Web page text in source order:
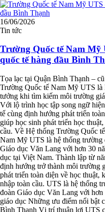
16/06/2026
Tin tức
Trường Quốc tế Nam
quốc tế hàng đầu Bình
Tọa lạc tại Quận Bình Thạnh –
Trường Quốc tế Nam Mỹ UTS là
tưởng khi tìm kiếm môi trường
Với lộ trình học tập song ngữ
tế cùng định hướng phát triển
giúp học sinh phát triển học
cầu. Về Hệ thống Trường Quốc
Nam Mỹ UTS là hệ thống trường
Giáo dục Văn Lang với hơn 30
dục tại Việt Nam. Thành lập từ
định hướng trở thành môi trường
phát triển toàn diện về học thuật,
nhập toàn cầu. UTS là hệ thống
đoàn Giáo dục Văn Lang với
giáo dục Những ưu điểm nổi bật
Bình Thạnh Vị trí thuận lợi UTS